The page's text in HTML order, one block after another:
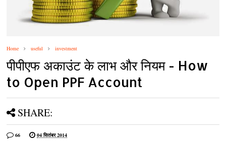
Home useful investment
पीपीएफ अकाउंट के लाभ और नियम - How
to Open PPF Account
SHARE:
66 04 सितंबर 2014